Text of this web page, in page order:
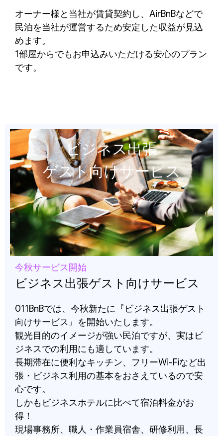
オーナー様と当社が賃貸契約し、AirBnBなどで
民泊を当社が運営するため安定した収益が見込
めます。
1部屋からでもお申込みいただける安心のプラン
です。
ビジネス出張
ゲスト向けサービス
今秋サービス開始
ビジネス出張ゲスト向けサービス
011BnBでは、今秋新たに『ビジネス出張ゲスト
向けサービス』を開始いたします。
観光目的のイメージが強い民泊ですが、実はビ
ジネスでの利用にも適しています。
長期滞在に便利なキッチン、フリーWi-Fiなど出
張・ビジネス利用の基本をおさえているので安
心です。
しかもビジネスホテルに比べて宿泊料金がお
得！
現場事務所、職人・作業員宿舎、研修利用、長